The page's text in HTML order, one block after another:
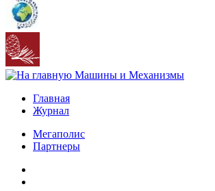
Главная
Журнал
Мегаполис
Партнеры